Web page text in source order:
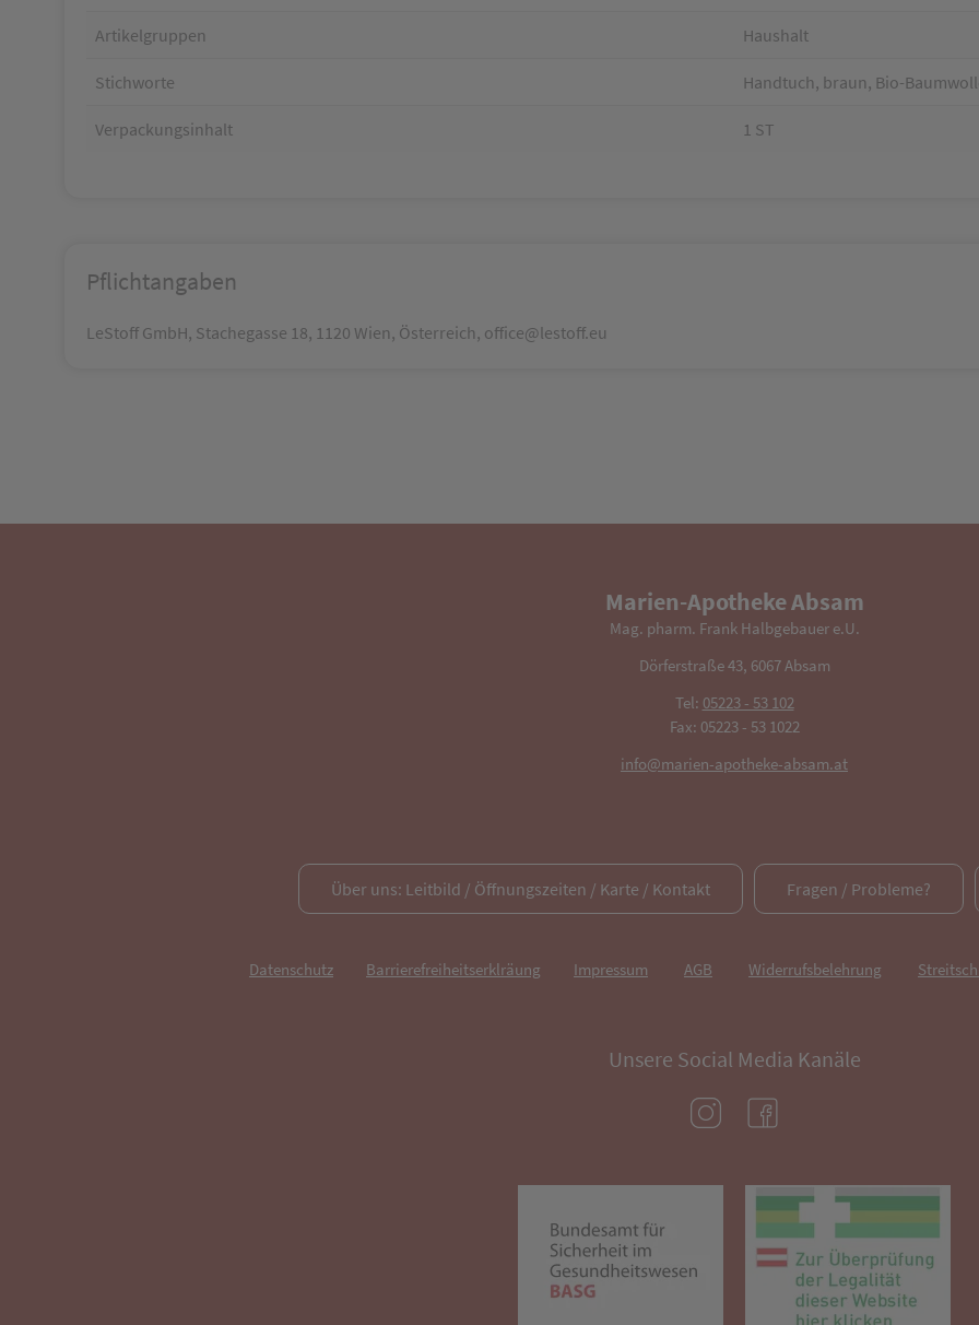
Artikelgruppen Haushalt
Stichworte Handtuch, braun, Bio-
Verpackungsinhalt 1 ST
Pflichtangaben
LeStoff GmbH, Stachegasse 18, 1120 Wien, Österreich, office@lestoff.eu
Marien-Apotheke Absam
Mag. pharm. Frank Halbgebauer e.U.
Dörferstraße 43, 6067 Absam
Tel: 05223 - 53 102
Fax: 05223 - 53 1022
info@marien-apotheke-absam.at
Über uns: Leitbild / Öffnungszeiten / Karte / Kontakt Fragen / Probleme?
Datenschutz Barrierefreiheitserklräung Impressum AGB Widerrufsbelehrung
Unsere Social Media Kanäle
(öffnet in neuem Tab)
(öffnet in neuem Tab)